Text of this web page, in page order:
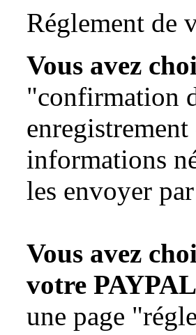
Réglement de
Vous avez
"confirmation
informations
les envoyer
Vous avez
votre PAYPAL
une page